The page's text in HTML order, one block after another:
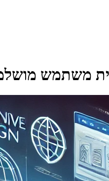
משתמש מושלמת